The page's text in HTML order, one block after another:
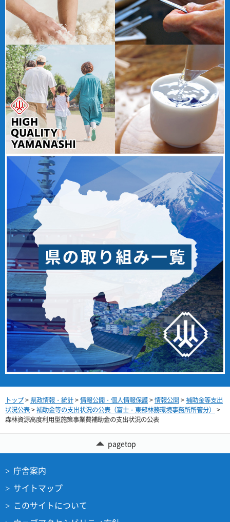
トップ> 県政情報・統計>情報公開・個人情報保護>情報公開>補助金等支出
状況公表>補助金等の支出状況の公表（富士・東部林務環境事務所所管分）
>
森林資源高度利用型施策事業費補助金の支出状況の公表
pagetop
庁舎案内
サイトマップ
このサイトについて